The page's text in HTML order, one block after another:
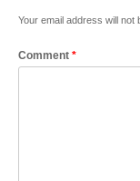
Your email address will not
Comment *